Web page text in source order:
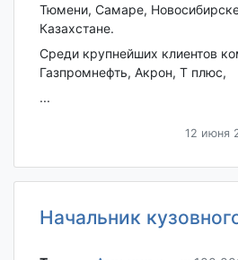
Тюмени, Самаре,
Казахстане.
Среди крупнейших клиентов
Газпромнефть, Акрон, Т плюс,
...
12 июня
Начальник